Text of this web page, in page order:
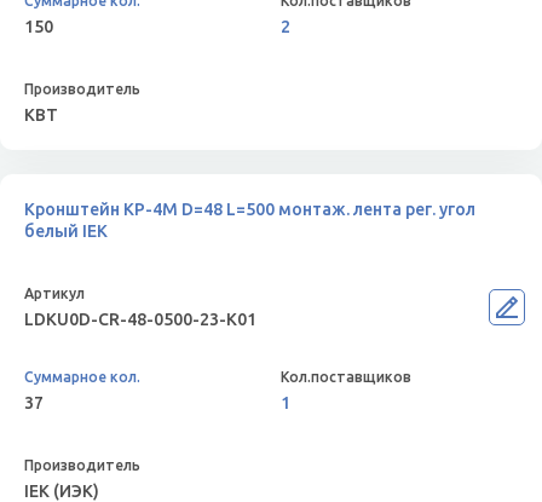
150 2
КВТ
Кронштейн КР-4М D=48 L=500 монтаж. лента рег. угол
белый IEK
LDKU0D-CR-48-0500-23-K01
37 1
IEK (ИЭК)